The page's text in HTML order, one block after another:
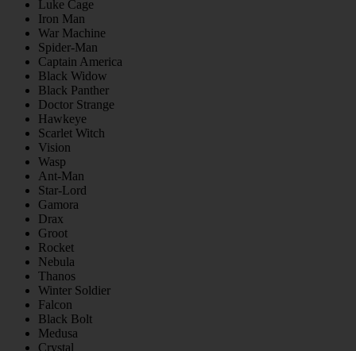
Luke Cage
Iron Man
War Machine
Spider-Man
Captain America
Black Widow
Black Panther
Doctor Strange
Hawkeye
Scarlet Witch
Vision
Wasp
Ant-Man
Star-Lord
Gamora
Drax
Groot
Rocket
Nebula
Thanos
Winter Soldier
Falcon
Black Bolt
Medusa
Crystal